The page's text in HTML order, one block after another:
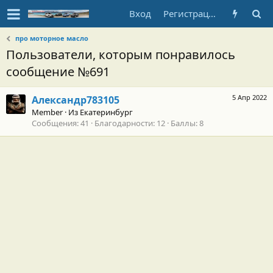
Вход Регистрация
про моторное масло
Пользователи, которым понравилось
сообщение №691
5 Апр 2022
Александр783105
Member · Из Екатеринбург
Сообщения 41 Благодарности 12 Баллы 8